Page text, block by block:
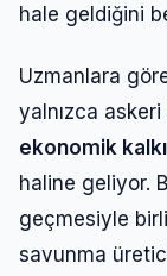
hale geldiğini
Uzmanlara
yalnızca
ekonomik
haline geliyor.
geçmesiyle
savunma